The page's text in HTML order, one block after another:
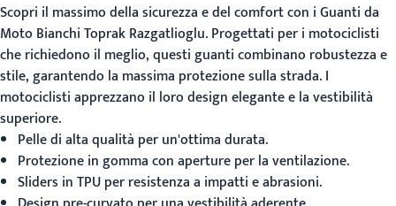
Scopri il massimo della sicurezza e del comfort con iGuanti da
Moto BianchiToprak Razgatlioglu. Progettati per i motociclisti
che richiedono il meglio, questi guanti combinano robustezza e
stile, garantendo la massima protezione sulla strada. I
motociclisti apprezzano il loro design elegante e la vestibilità
superiore.
Pelle di alta qualità per un'ottima durata.
Protezione in gomma con aperture per la ventilazione.
Sliders in TPU per resistenza a impatti e abrasioni.